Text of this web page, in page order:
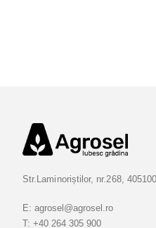
Str.Laminoriștilor, nr.268,
E: agrosel@agrosel.ro
T: +40 264 305 900